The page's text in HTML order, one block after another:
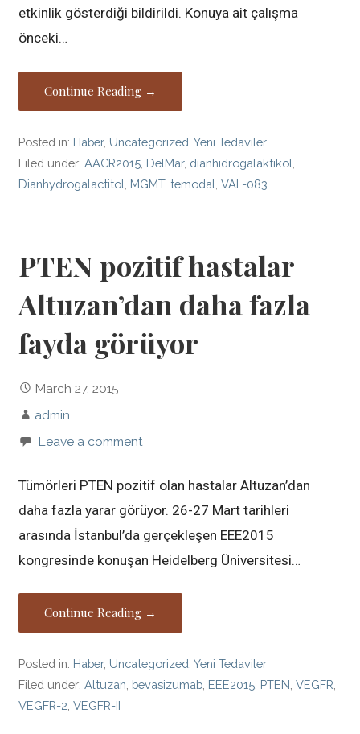
etkinlik gösterdiği bildirildi. Konuya ait çalışma
önceki…
Continue Reading →
Posted in: Haber, Uncategorized ,Yeni Tedaviler
Filed under:AACR2015 DelMar, dianhidrogalaktikol
Dianhydrogalactitol MGMT,temodal ,VAL-083
PTEN pozitif hastalar
Altuzan’dan daha fazla
fayda görüyor
March 27, 2015
admin
Leave a comment
Tümörleri PTEN pozitif olan hastalar Altuzan’dan
daha fazla yarar görüyor. 26-27 Mart tarihleri
arasında İstanbul’da gerçekleşen EEE2015
kongresinde konuşan Heidelberg Üniversitesi…
Continue Reading →
Posted in: Haber, Uncategorized ,Yeni Tedaviler
Filed under:Altuzan bevasizumab EEE2015 PTEN ,VEGFR
VEGFR-2 ,VEGFR-II